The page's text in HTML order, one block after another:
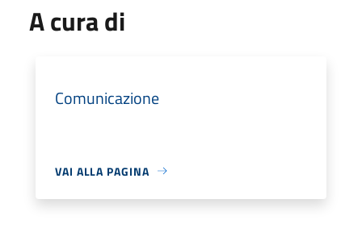
A cura di
Comunicazione
VAI ALLA PAGINA